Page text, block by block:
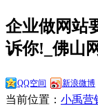
企业做网站
诉你!_佛山
QQ空间 新浪微博
当前位置： 小禹营